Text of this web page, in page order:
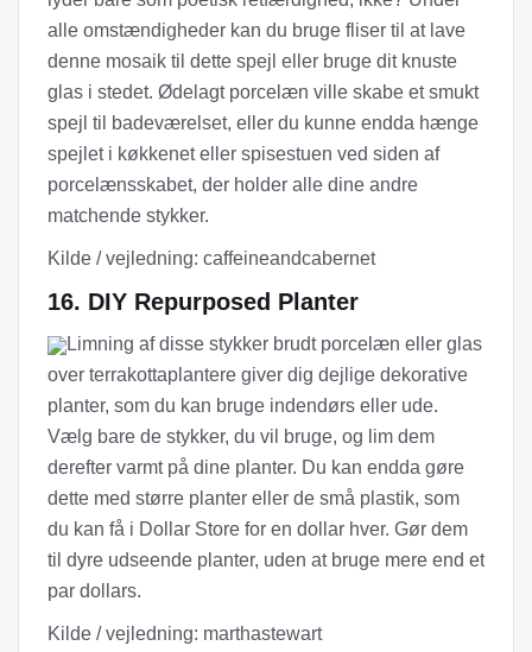
alle omstændigheder kan du bruge fliser til at lave
denne mosaik til dette spejl eller bruge dit knuste
glas i stedet. Ødelagt porcelæn ville skabe et smukt
spejl til badeværelset, eller du kunne endda hænge
spejlet i køkkenet eller spisestuen ved siden af ​​
porcelænsskabet, der holder alle dine andre
matchende stykker.
Kilde / vejledning: caffeineandcabernet
16. DIY Repurposed Planter
Limning af disse stykker brudt porcelæn eller glas
over terrakottaplantere giver dig dejlige dekorative
planter, som du kan bruge indendørs eller ude.
Vælg bare de stykker, du vil bruge, og lim dem
derefter varmt på dine planter. Du kan endda gøre
dette med større planter eller de små plastik, som
du kan få i Dollar Store for en dollar hver. Gør dem
til dyre udseende planter, uden at bruge mere end et
par dollars.
Kilde / vejledning: marthastewart